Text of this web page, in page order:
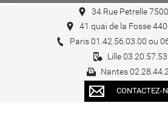
34 Rue Petrelle
41 quai de la Fosse
Paris 01.42.56.03.00 ou
Lille
Nantes
CONTACTEZ-